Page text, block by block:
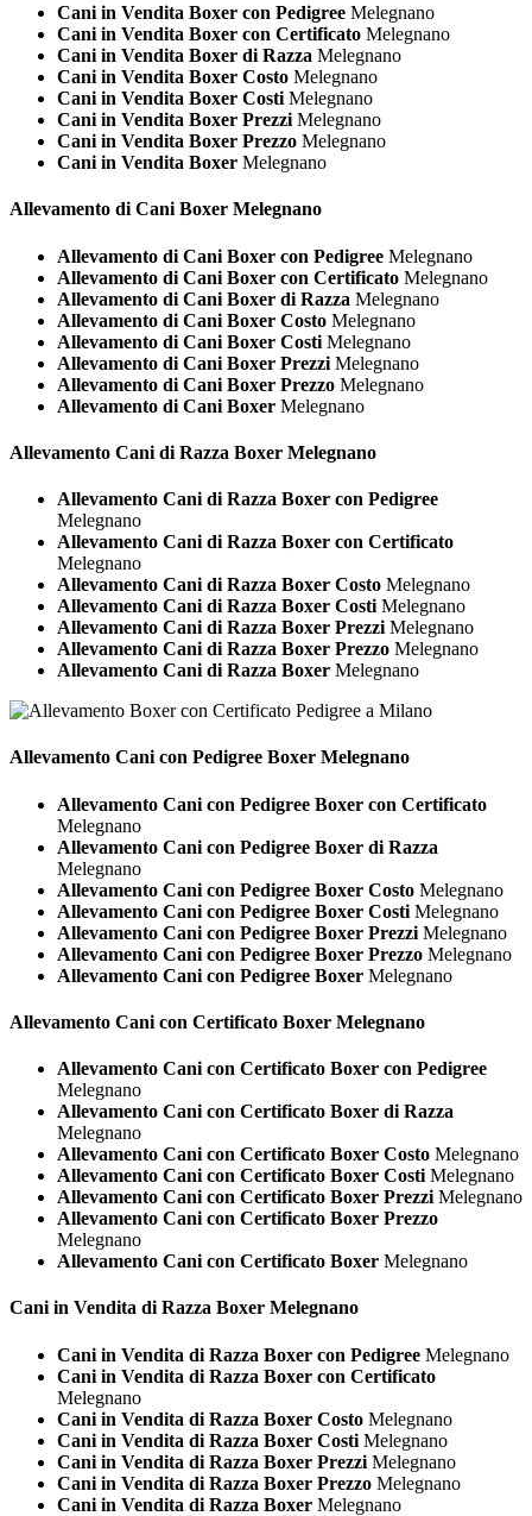
Cani in Vendita Boxer con Pedigree Melegnano
Cani in Vendita Boxer con Certificato Melegnano
Cani in Vendita Boxer di Razza Melegnano
Cani in Vendita Boxer Costo Melegnano
Cani in Vendita Boxer Costi Melegnano
Cani in Vendita Boxer Prezzi Melegnano
Cani in Vendita Boxer Prezzo Melegnano
Cani in Vendita Boxer Melegnano
Allevamento di Cani Boxer Melegnano
Allevamento di Cani Boxer con Pedigree Melegnano
Allevamento di Cani Boxer con Certificato Melegnano
Allevamento di Cani Boxer di Razza Melegnano
Allevamento di Cani Boxer Costo Melegnano
Allevamento di Cani Boxer Costi Melegnano
Allevamento di Cani Boxer Prezzi Melegnano
Allevamento di Cani Boxer Prezzo Melegnano
Allevamento di Cani Boxer Melegnano
Allevamento Cani di Razza Boxer Melegnano
Allevamento Cani di Razza Boxer con Pedigree
Melegnano
Allevamento Cani di Razza Boxer con Certificato
Melegnano
Allevamento Cani di Razza Boxer Costo Melegnano
Allevamento Cani di Razza Boxer Costi Melegnano
Allevamento Cani di Razza Boxer Prezzi Melegnano
Allevamento Cani di Razza Boxer Prezzo Melegnano
Allevamento Cani di Razza Boxer Melegnano
Allevamento Cani con Pedigree Boxer Melegnano
Allevamento Cani con Pedigree Boxer con Certificato
Melegnano
Allevamento Cani con Pedigree Boxer di Razza
Melegnano
Allevamento Cani con Pedigree Boxer Costo Melegnano
Allevamento Cani con Pedigree Boxer Costi Melegnano
Allevamento Cani con Pedigree Boxer Prezzi Melegnano
Allevamento Cani con Pedigree Boxer Prezzo Melegnano
Allevamento Cani con Pedigree Boxer Melegnano
Allevamento Cani con Certificato Boxer Melegnano
Allevamento Cani con Certificato Boxer con Pedigree
Melegnano
Allevamento Cani con Certificato Boxer di Razza
Melegnano
Allevamento Cani con Certificato Boxer Costo Melegnano
Allevamento Cani con Certificato Boxer Costi Melegnano
Allevamento Cani con Certificato Boxer Prezzi Melegnano
Allevamento Cani con Certificato Boxer Prezzo
Melegnano
Allevamento Cani con Certificato Boxer Melegnano
Cani in Vendita di Razza Boxer Melegnano
Cani in Vendita di Razza Boxer con Pedigree Melegnano
Cani in Vendita di Razza Boxer con Certificato
Melegnano
Cani in Vendita di Razza Boxer Costo Melegnano
Cani in Vendita di Razza Boxer Costi Melegnano
Cani in Vendita di Razza Boxer Prezzi Melegnano
Cani in Vendita di Razza Boxer Prezzo Melegnano
Cani in Vendita di Razza Boxer Melegnano